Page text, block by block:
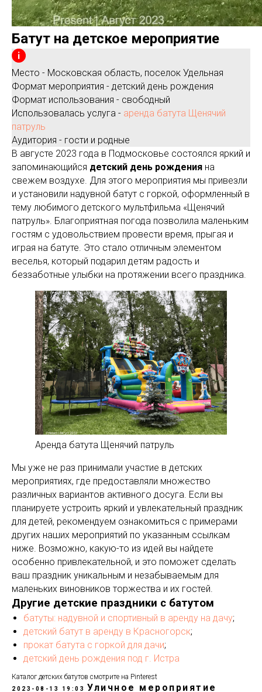
Батут на детское мероприятие
Место - Московская область, поселок Удельная
Формат мероприятия - детский день рождения
Формат использования - свободный
Использовалась услуга - аренда батута Щенячий
патруль
Аудитория - гости и родные
В августе 2023 года в Подмосковье состоялся яркий и
запоминающийся детский день рождения на
свежем воздухе. Для этого мероприятия мы привезли
и установили надувной батут с горкой, оформленный в
тему любимого детского мультфильма «Щенячий
патруль». Благоприятная погода позволила маленьким
гостям с удовольствием провести время, прыгая и
играя на батуте. Это стало отличным элементом
веселья, который подарил детям радость и
беззаботные улыбки на протяжении всего праздника.
Аренда батута Щенячий патруль
Мы уже не раз принимали участие в детских
мероприятиях, где предоставляли множество
различных вариантов активного досуга. Если вы
планируете устроить яркий и увлекательный праздник
для детей, рекомендуем ознакомиться с примерами
других наших мероприятий по указанным ссылкам
ниже. Возможно, какую-то из идей вы найдете
особенно привлекательной, и это поможет сделать
ваш праздник уникальным и незабываемым для
маленьких виновников торжества и их гостей.
Другие детские праздники с батутом
батуты: надувной и спортивный в аренду на дачу;
детский батут в аренду в Красногорск;
прокат батута с горкой для дачи;
детский день рождения под г. Истра
Каталог детских батутов смотрите на Pinterest
2023-08-13 19:03 Уличное мероприятие